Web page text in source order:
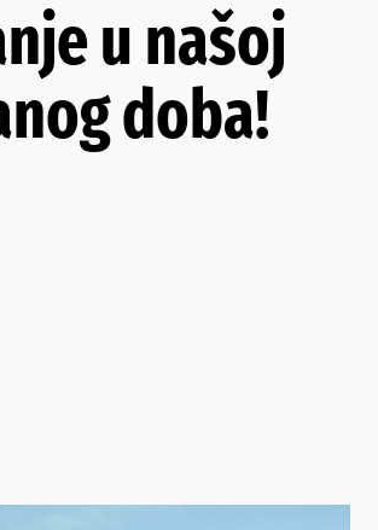
u našoj
doba!